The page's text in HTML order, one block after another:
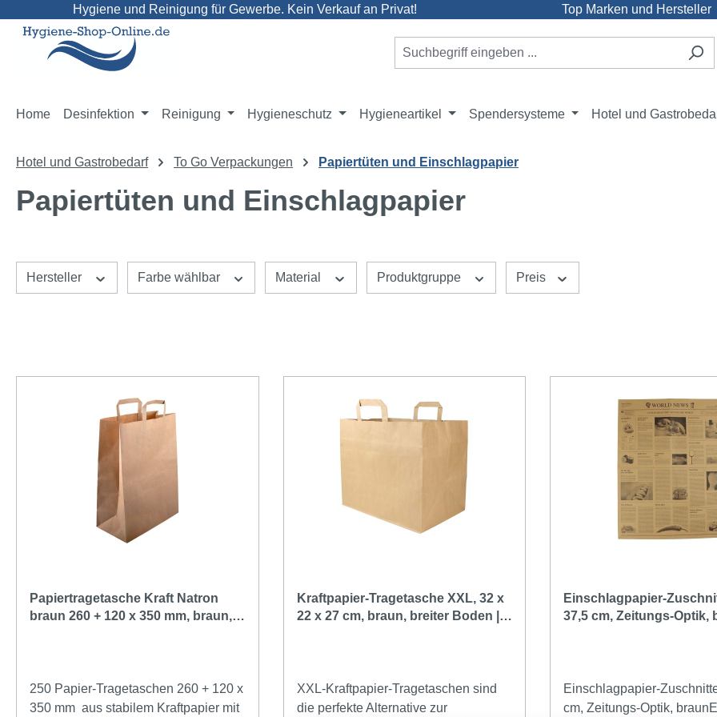
Hauptinhalt springen
Zur Suche springen
Zur Hauptnavigation springen
Hygiene und Reinigung für Gewerbe. Kein Verkauf an Privat! Top Marken und Hersteller
Home Desinfektion Reinigung Hygieneschutz Hygieneartikel Spendersysteme Hotel und
Hotel und Gastrobedarf To Go Verpackungen Papiertüten und Einschlagpapier
Papiertüten und Einschlagpapier
Hersteller Farbe wählbar Material Produktgruppe Preis
Papiertragetasche Kraft Natron
braun 260 + 120 x 350 mm, braun,
250 Papier-Tragetaschen 260 + 120 x
350 mm aus stabilem Kraftpapier mit
Kraftpapier-Tragetasche XXL, 32 x
22 x 27 cm, braun, breiter Boden |
XXL-Kraftpapier-Tragetaschen sind
die perfekte Alternative zur
Einschlagpapier-
37,5 cm, Zeitungs-Optik,
Einschlagpapier-
cm, Zeitungs-Optik,